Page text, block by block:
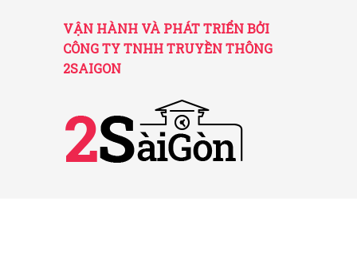
VẬN HÀNH VÀ PHÁT TRIỂN BỞI
CÔNG TY TNHH TRUYỀN THÔNG
2SAIGON